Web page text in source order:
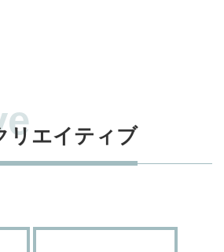
リエイティブ